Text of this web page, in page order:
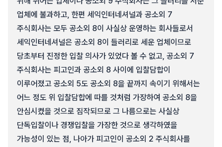
업체에 불과하고, 한편 세익인터네셔널과 공소외 7
주식회사는 모두 공소외 8이 사실상 운영하는 회사들로서
세익인터네셔널은 공소외 8이 들러리로 세운 업체이므로
당초부터 진정한 입찰 의사가 있었다 볼 수 없고, 공소외 7
주식회사는 피고인과 공소외 8 사이에 입찰담합이
이루어졌고 공소외 5도 공소외 8을 끝까지 속이기 위해서는
어느 정도 위 입찰담합에 따를 것처럼 가장하여 공소외 8을
안심시켰을 것으로 짐작되므로 그 나름으로는 사실상
단독입찰이나 경쟁입찰을 가장한 것으로 생각하였을
가능성이 있는 점, 나아가 피고인이 공소외 2 주식회사를